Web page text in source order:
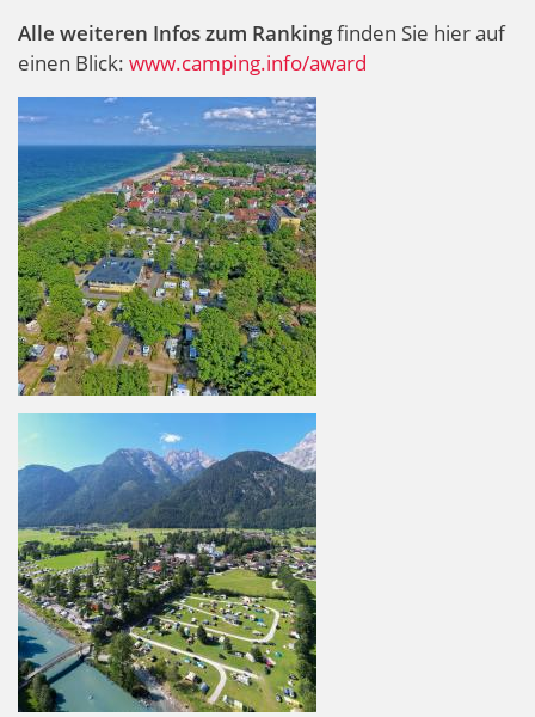
Alle weiteren Infos zum Rankingfinden Sie hier auf
einen Blick: www.camping.info/award